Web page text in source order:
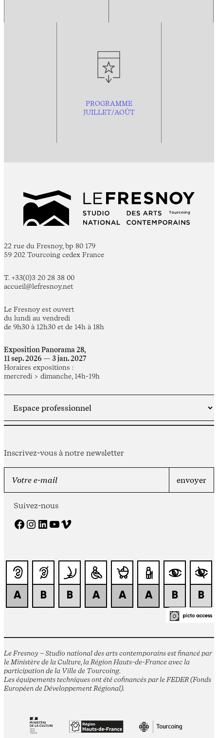
PROGRAMME
JUILLET/AOÛT
22 rue du Fresnoy, bp 80 179
59 202 Tourcoing cedex France
T. +33(0)3 20 28 38 00
accueil@lefresnoy.net
Le Fresnoy est ouvert
du lundi au vendredi
de 9h30 à 12h30 et de 14h à 18h
Exposition Panorama 28,
11 sep. 2026 — 3 jan. 2027
Horaires expositions :
mercredi > dimanche, 14h-19h
Inscrivez-vous à notre newsletter
Suivez-nous
Facebook Instagram LinkedIn YouTube Vimeo
Le Fresnoy – Studio national des arts contemporains est financé par
le Ministère de la Culture, la Région Hauts-de-France avec la
participation de la Ville de Tourcoing.
Les équipements techniques ont été cofinancés par le FEDER (Fonds
Européen de Développement Régional).